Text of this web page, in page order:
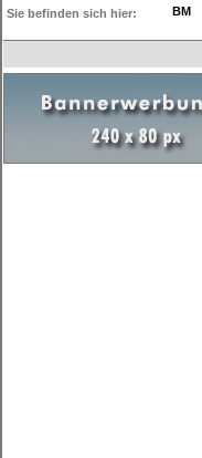
Sie befinden sich hier: BM